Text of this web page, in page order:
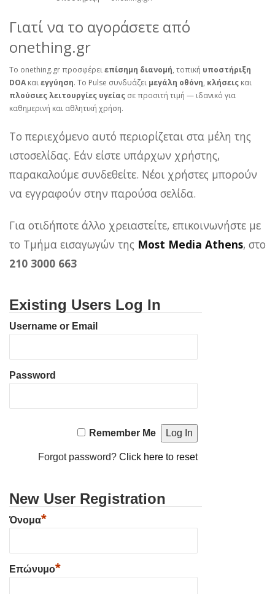
Γιατί να το αγοράσετε από
onething.gr
Το onething.gr προσφέρειεπίσημη διανομή, τοπική υποστήριξη
DOA καιεγγύηση. Το Pulse συνδυάζει μεγάλη οθόνη, κλήσεις και
πλούσιες λειτουργίες υγείας σε προσιτή τιμή — ιδανικό για
καθημερινή και αθλητική χρήση.
Το περιεχόμενο αυτό περιορίζεται στα μέλη της
ιστοσελίδας. Εάν είστε υπάρχων χρήστης,
παρακαλούμε συνδεθείτε. Νέοι χρήστες μπορούν
να εγγραφούν στην παρούσα σελίδα.
Για οτιδήποτε άλλο χρειαστείτε, επικοινωνήστε με
το Τμήμα εισαγωγών της Most Media Athens, στο
210 3000 663
Existing Users Log In
Username or Email
Password
Remember Me
Forgot password?Click here to reset
New User Registration
Όνομα*
Επώνυμο*